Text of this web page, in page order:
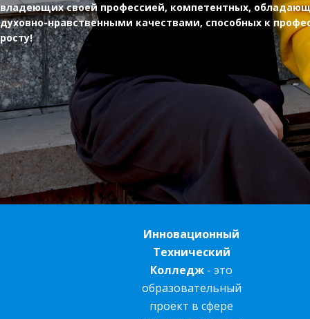
владеющих своей профессией, компетентных,
духовно-нравственными качествами, способных к
росту!
Инновационный
Технический
Колледж - это
образовательный
проект в сфере